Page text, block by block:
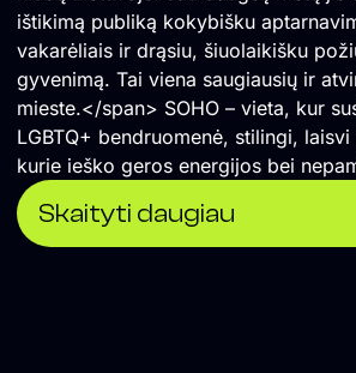
ištikimą publiką kokybišku
vakarėliais ir drąsiu, šiuolaikišku
gyvenimą. Tai viena saugiausių ir
mieste.</span> SOHO – vieta, kur susitinka sostinės
LGBTQ+ bendruomenė, stilingi,
kurie ieško geros energijos bei
akimirkų.
Skaityti daugiau